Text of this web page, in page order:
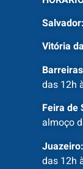
Salvador:
Vitória
das 12h
Feira de
almoço
Juazeiro:
das 12h